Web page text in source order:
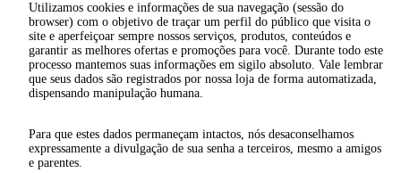
Utilizamos cookies e informações de sua navegação (sessão do
browser) com o objetivo de traçar um perfil do público que visita o
site e aperfeiçoar sempre nossos serviços, produtos, conteúdos e
garantir as melhores ofertas e promoções para você. Durante todo este
processo mantemos suas informações em sigilo absoluto. Vale lembrar
que seus dados são registrados por nossa loja de forma automatizada,
dispensando manipulação humana.
Para que estes dados permaneçam intactos, nós desaconselhamos
expressamente a divulgação de sua senha a terceiros, mesmo a amigos
e parentes.